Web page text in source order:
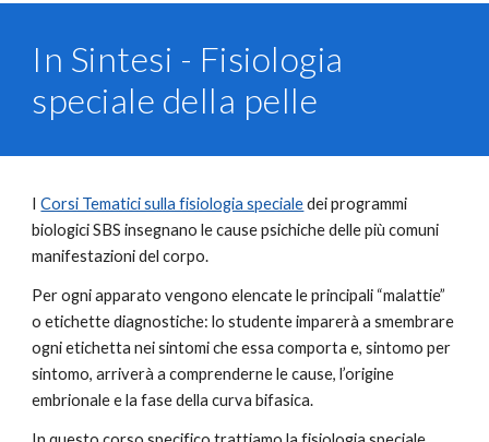
In Sintesi - Fisiologia
speciale della pelle
ICorsi Tematici sulla fisiologia specialedei programmi
biologici SBS insegnano le cause psichiche delle più comuni
manifestazioni del corpo.
Per ogni apparato vengono elencate le principali “malattie”
o etichette diagnostiche: lo studente imparerà a smembrare
ogni etichetta nei sintomi che essa comporta e, sintomo per
sintomo, arriverà a comprenderne le cause, l’origine
embrionale e la fase della curva bifasica.